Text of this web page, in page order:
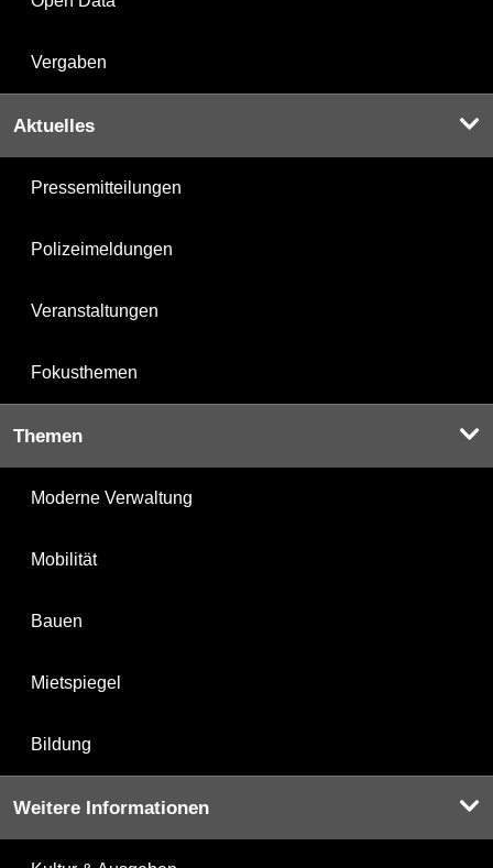
Vergaben
Aktuelles
Pressemitteilungen
Polizeimeldungen
Veranstaltungen
Fokusthemen
Themen
Moderne Verwaltung
Mobilität
Bauen
Mietspiegel
Bildung
Weitere Informationen